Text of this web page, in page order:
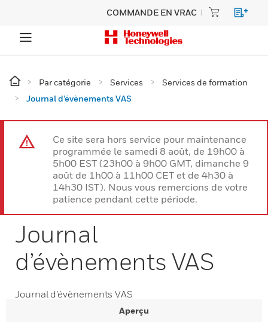
COMMANDE EN VRAC
Par catégorie Services
Services de formation
Journal d’évènements VAS
Ce site sera hors service pour maintenance
programmée le samedi 8 août, de 19h00 à
5h00 EST (23h00 à 9h00 GMT, dimanche 9
août de 1h00 à 11h00 CET et de 4h30 à
14h30 IST). Nous vous remercions de votre
patience pendant cette période.
Journal
d’évènements VAS
Journal d’évènements VAS
Aperçu